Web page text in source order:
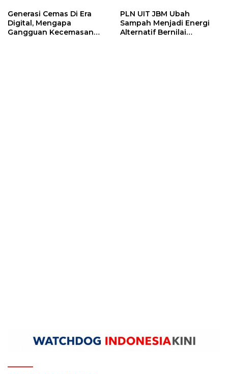
Generasi Cemas Di Era
Digital, Mengapa
Gangguan Kecemasan
PLN UIT JBM Ubah
Sampah Menjadi Energi
Alternatif Bernilai